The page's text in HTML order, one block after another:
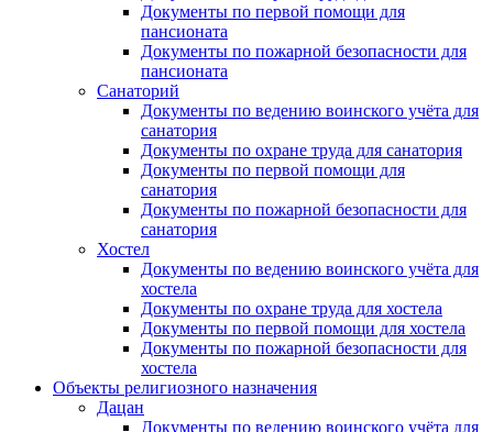
Документы по первой помощи для
пансионата
Документы по пожарной безопасности для
пансионата
Санаторий
Документы по ведению воинского учёта для
санатория
Документы по охране труда для санатория
Документы по первой помощи для
санатория
Документы по пожарной безопасности для
санатория
Хостел
Документы по ведению воинского учёта для
хостела
Документы по охране труда для хостела
Документы по первой помощи для хостела
Документы по пожарной безопасности для
хостела
Объекты религиозного назначения
Дацан
Документы по ведению воинского учёта для